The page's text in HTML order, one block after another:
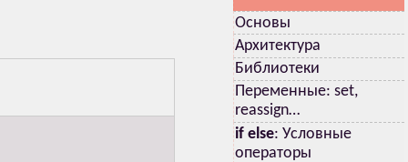
Основы
Архитектура
Библиотеки
Переменные: set,
reassign…
if else: Условные
операторы